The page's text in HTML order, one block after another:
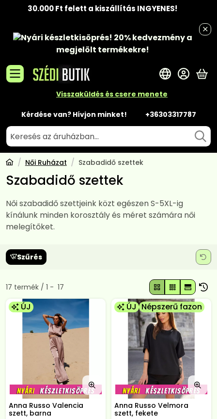
30.000 Ft felett a kiszállítás INGYENES!
Nyári készletkisöprés! 20% kedvezménya
megjelölt termékekre!
Visszaküldés és csere menete
Kérdése van? Hívjon minket! +36303317787
A
Női Ruházat Szabadidő szettek
Szabadidő szettek
Női szabadidő szettjeink közt egészen S-5XL-ig
kínálunk minden korosztály és méret számára női
melegítőket.
Szűrés
Összes termék a kategóriában
17 termék 1 17
ÚJ
Anna Russo Valencia
szett, barna
ÚJ Népszerű fazon
Anna Russo Velmora
szett, fekete